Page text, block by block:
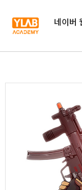
네이버